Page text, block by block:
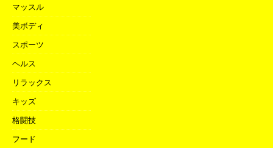
マッスル
美ボディ
スポーツ
ヘルス
リラックス
キッズ
格闘技
フード